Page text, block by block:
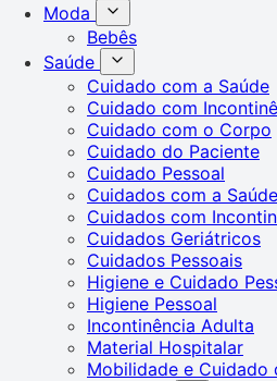
Moda
Bebês
Saúde
Cuidado com a Saúde
Cuidado com
Cuidado com o Corpo
Cuidado do Paciente
Cuidado Pessoal
Cuidados com a Saúde
Cuidados com
Cuidados Geriátricos
Cuidados Pessoais
Higiene e Cuidado
Higiene Pessoal
Incontinência Adulta
Material Hospitalar
Mobilidade e Cuidado